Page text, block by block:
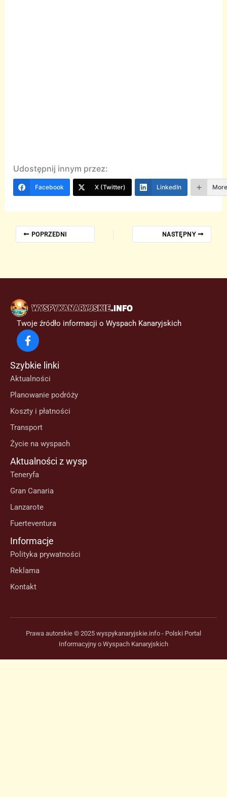
Udostępnij innym przez:
Facebook X (Twitter) LinkedIn
POPRZEDNI NASTĘPNY
Twoje źródło informacji o Wyspach Kanaryjskich
Szybkie linki
Aktualności
Planowanie podróży
Koszty i płatności
Transport
Życie na wyspach
Aktualności z wysp
Teneryfa
Gran Canaria
Lanzarote
Fuerteventura
Informacje
Polityka prywatności
Reklama
Kontakt
Prawa autorskie © 2025 wyspykanaryjskie.info - Polski Portal
Informacyjny o Wyspach Kanaryjskich